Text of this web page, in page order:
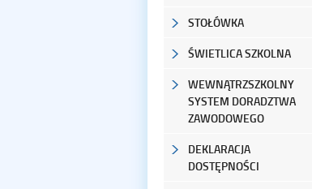
STOŁÓWKA
ŚWIETLICA SZKOLNA
WEWNĄTRZSZKOLNY
SYSTEM DORADZTWA
ZAWODOWEGO
DEKLARACJA
DOSTĘPNOŚCI